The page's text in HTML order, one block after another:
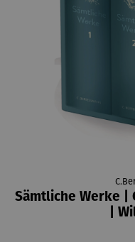
Sämtliche Werke |
|